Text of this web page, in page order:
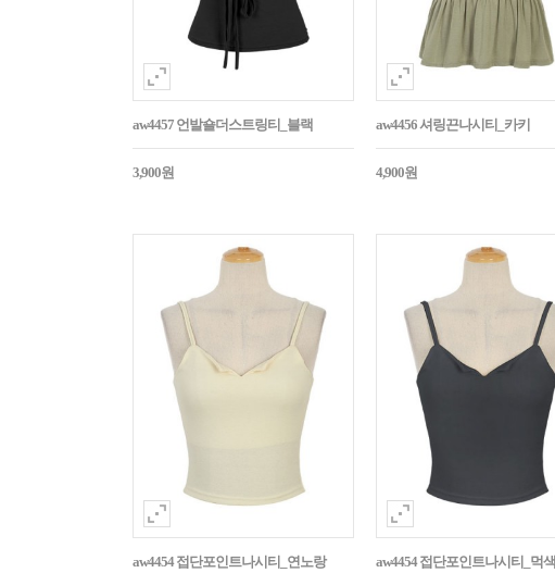
aw4457 언발숄더스트링티_블랙
3,900원
aw4456 셔링끈나시티_카키
4,900원
aw4454 접단포인트나시티_연노랑 aw4454 접단포인트나시티_먹색